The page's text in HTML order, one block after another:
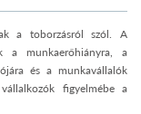
a toborzásról szól. A
a munkaerőhiányra, a
és a munkavállalók
figyelmébe a